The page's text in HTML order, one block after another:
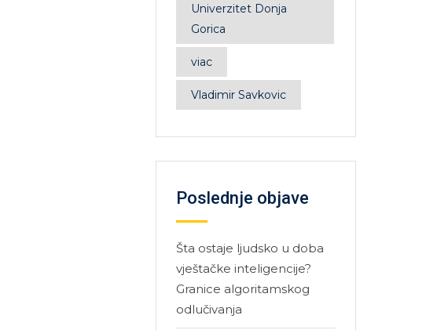
Univerzitet Donja
Gorica
viac
Vladimir Savkovic
Poslednje objave
Šta ostaje ljudsko u doba
vještačke inteligencije?
Granice algoritamskog
odlučivanja